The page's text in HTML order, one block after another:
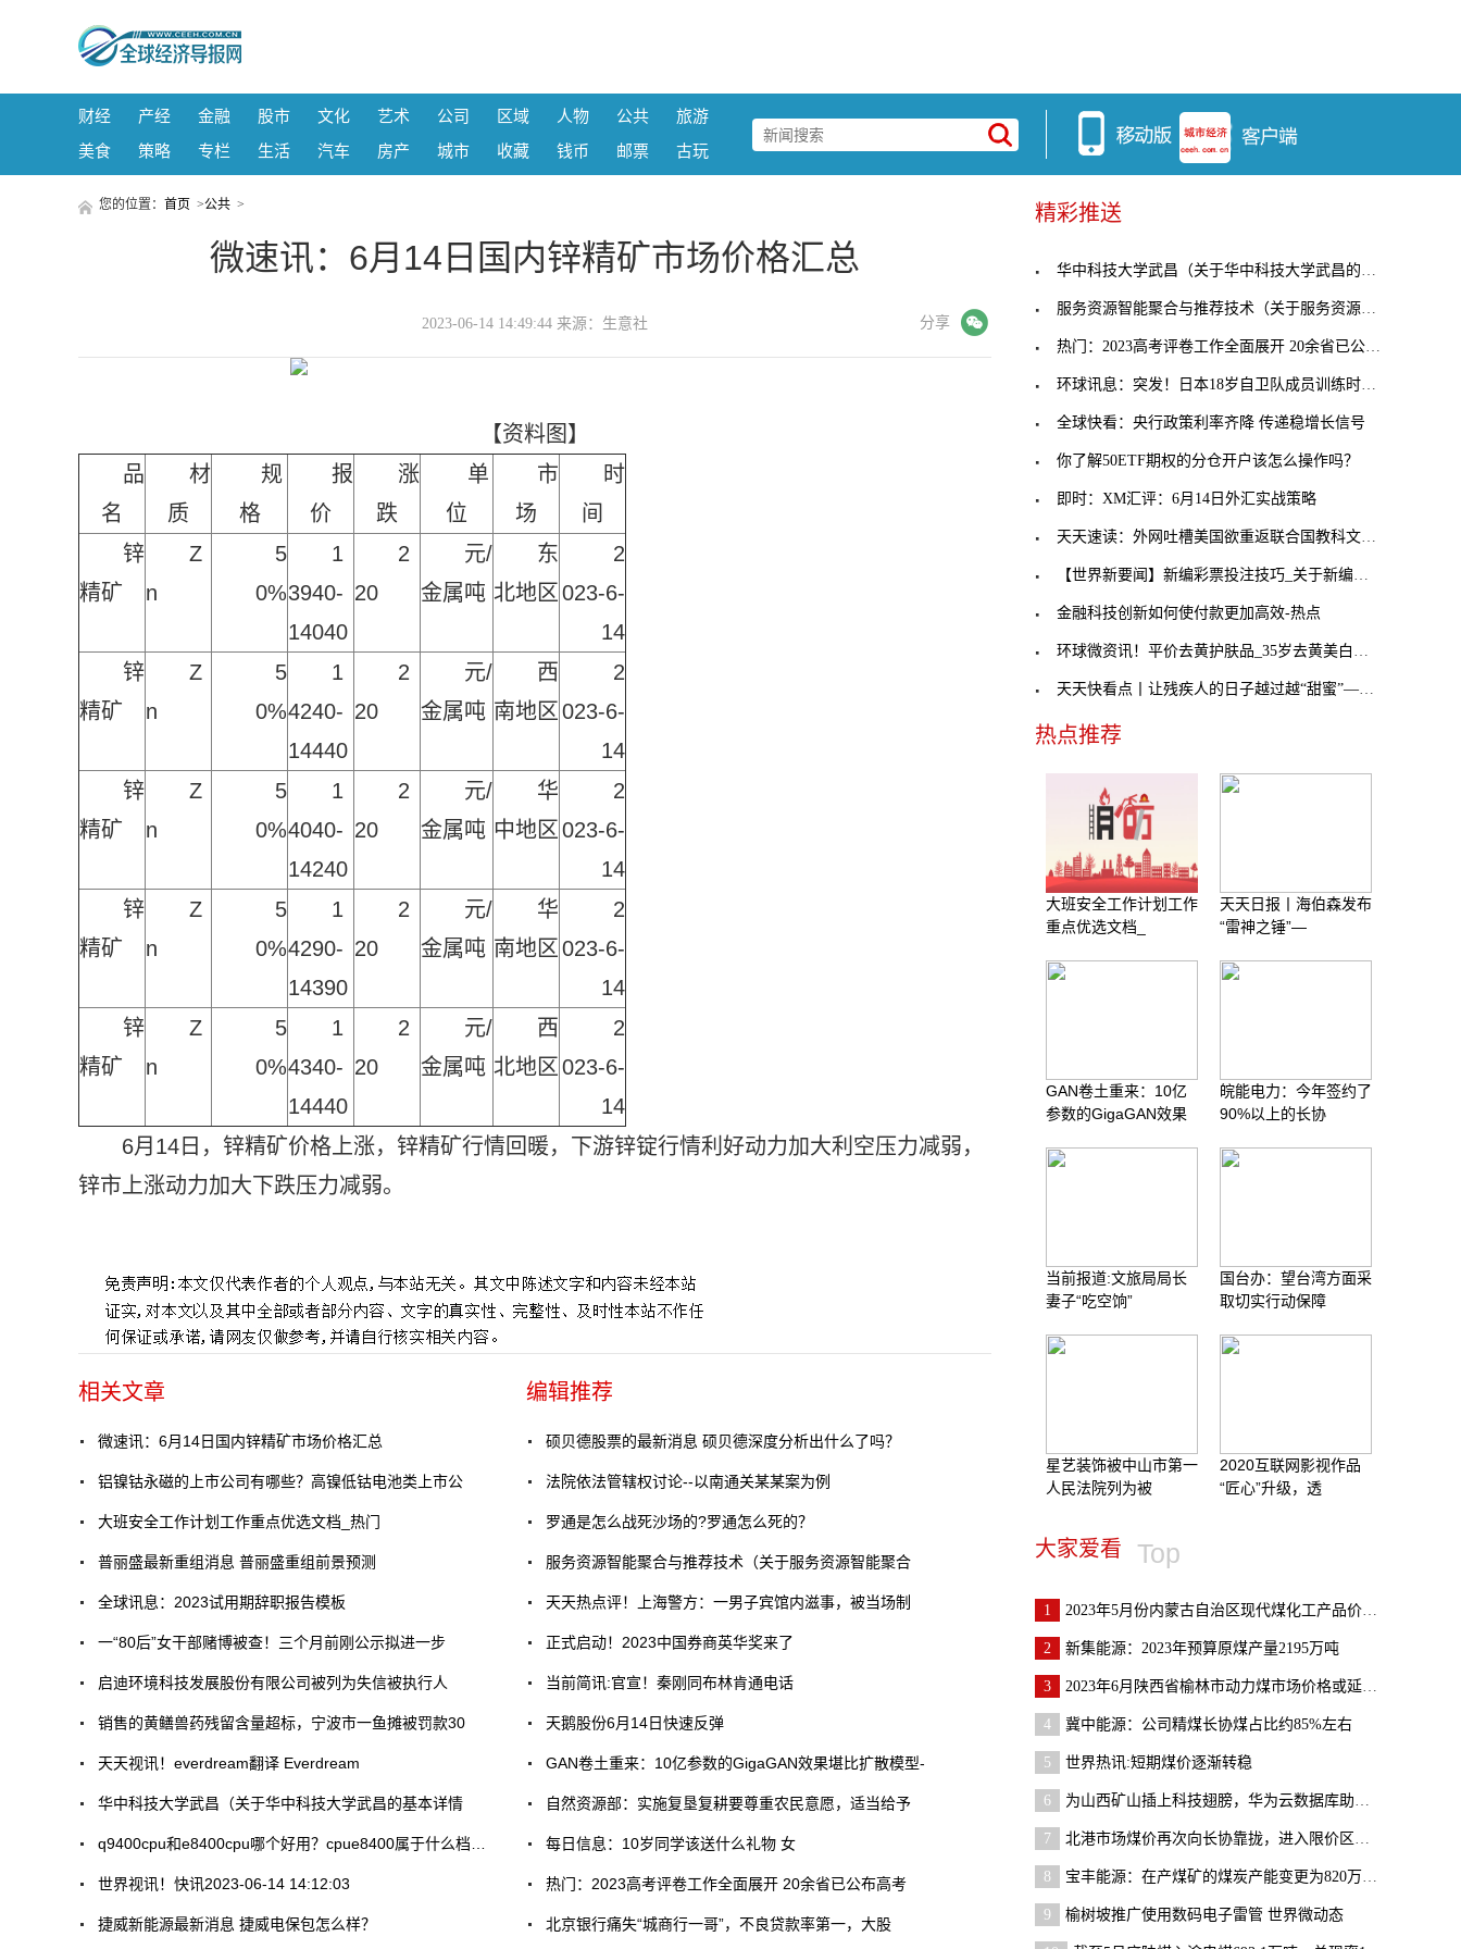
财经 产经 金融 股市 文化 艺术 公司 区域 人物 公共
旅游
美食
策略 专栏 生活 汽车 房产 城市 收藏 钱币 邮票 古玩
您的位置： 首页 >公共 >
微速讯：6月14日国内锌精矿市场价格汇总
2023-06-14 14:49:44 来源：生意社 分享
【资料图】
品
名
材
质
规
格
报
价
涨
跌
单
位
市
场
时
间
锌
精矿
Z
n
5
0%
1
3940-
14040
2
20
元/
金属吨
东
北地区
2
023-6-
14
锌
精矿
Z
n
5
0%
1
4240-
14440
2
20
元/
金属吨
西
南地区
2
023-6-
14
锌
精矿
Z
n
5
0%
1
4040-
14240
2
20
元/
金属吨
华
中地区
2
023-6-
14
锌
精矿
Z
n
5
0%
1
4290-
14390
2
20
元/
金属吨
华
南地区
2
023-6-
14
锌
精矿
Z
n
5
0%
1
4340-
14440
2
20
元/
金属吨
西
北地区
2
023-6-
14
6月14日，锌精矿价格上涨，锌精矿行情回暖，下游锌锭行情利好动力加大利空压力减弱，
锌市上涨动力加大下跌压力减弱。
相关文章
微速讯：6月14日国内锌精矿市场价格汇总
铝镍钴永磁的上市公司有哪些？高镍低钴电池类上市公
大班安全工作计划工作重点优选文档_热门
普丽盛最新重组消息 普丽盛重组前景预测
全球讯息：2023试用期辞职报告模板
一“80后”女干部赌博被查！三个月前刚公示拟进一步
启迪环境科技发展股份有限公司被列为失信被执行人
销售的黄鳝兽药残留含量超标，宁波市一鱼摊被罚款30
天天视讯！everdream翻译 Everdream
华中科技大学武昌（关于华中科技大学武昌的基本详情
世界视讯！快讯2023-06-14 14:12:03
捷威新能源最新消息 捷威电保包怎么样？
编辑推荐
硕贝德股票的最新消息 硕贝德深度分析出什么了吗？
法院依法管辖权讨论--以南通关某某案为例
罗通是怎么战死沙场的?罗通怎么死的？
服务资源智能聚合与推荐技术（关于服务资源智能聚合
天天热点评！上海警方：一男子宾馆内滋事，被当场制
正式启动！2023中国券商英华奖来了
当前简讯:官宣！秦刚同布林肯通电话
天鹅股份6月14日快速反弹
GAN卷土重来：10亿参数的GigaGAN效果堪比扩散模型-
自然资源部：实施复垦复耕要尊重农民意愿，适当给予
每日信息：10岁同学该送什么礼物 女
热门：2023高考评卷工作全面展开 20余省已公布高考
北京银行痛失“城商行一哥”，不良贷款率第一，大股
精彩推送
华中科技大学武昌（关于华中科技大学武昌的基本详情
服务资源智能聚合与推荐技术（关于服务资源智能聚合
热门：2023高考评卷工作全面展开 20余省已公布高考
环球讯息：突发！日本18岁自卫队成员训练时开枪射击
全球快看：央行政策利率齐降 传递稳增长信号
你了解50ETF期权的分仓开户该怎么操作吗？
即时：XM汇评：6月14日外汇实战策略
天天速读：外网吐槽美国欲重返联合国教科文组织
【世界新要闻】新编彩票投注技巧_关于新编彩票投注
金融科技创新如何使付款更加高效-热点
环球微资讯！平价去黄护肤品_35岁去黄美白的护肤品
天天快看点丨让残疾人的日子越过越“甜蜜”——记湖
热点推荐
大班安全工作计划工作
重点优选文档_
天天日报丨海伯森发布
“雷神之锤”—
GAN卷土重来：10亿
参数的GigaGAN效果
皖能电力：今年签约了
90%以上的长协
当前报道:文旅局局长
妻子“吃空饷”
国台办：望台湾方面采
取切实行动保障
星艺装饰被中山市第一
人民法院列为被
2020互联网影视作品
“匠心”升级，透
大家爱看 Top
1 2023年5月份内蒙古自治区现代煤化工产品价格重心继
2 新集能源：2023年预算原煤产量2195万吨
3 2023年6月陕西省榆林市动力煤市场价格或延续承压偏
4 冀中能源：公司精煤长协煤占比约85%左右
5 世界热讯:短期煤价逐渐转稳
6 为山西矿山插上科技翅膀，华为云数据库助力精英数智
7 北港市场煤价再次向长协靠拢，进入限价区间与6月年
8 宝丰能源：在产煤矿的煤炭产能变更为820万吨/年
9 榆树坡推广使用数码电子雷管 世界微动态